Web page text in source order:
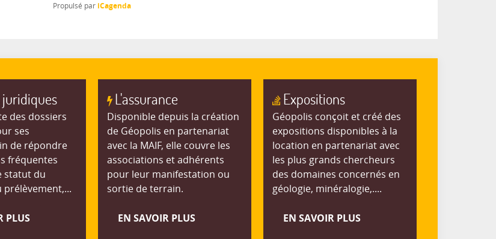
Propulsé par iCagenda
juridiques
des dossiers
ses
de répondre
fréquentes
statut du
prélèvement,...
PLUS
L'assurance
Disponible depuis la création
de Géopolis en partenariat
avec la MAIF, elle couvre les
associations et adhérents
pour leur manifestation ou
sortie de terrain.
EN SAVOIR PLUS
Expositions
Géopolis conçoit et créé des
expositions disponibles à la
location en partenariat avec
les plus grands chercheurs
des domaines concernés en
géologie, minéralogie,....
EN SAVOIR PLUS